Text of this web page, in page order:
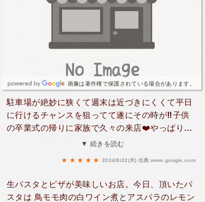
画像は著作権で保護されている場合があります。
駐車場が絶妙に狭くて週末は近づきにくくて平日
に行けるチャンスを狙ってて遂にその時が‼️子供
の卒業式の帰りに家族で久々の来店❤️やっぱりこ
この麺わ最高❤️親子でお決まりのクリームソース
▼ 続きを読む
2024/8/22(木) 出典:www.google.com
生パスタとピザが美味しいお店。今日、頂いたパ
スタは 鳥モモ肉の白ワイン煮とアスパラのレモン